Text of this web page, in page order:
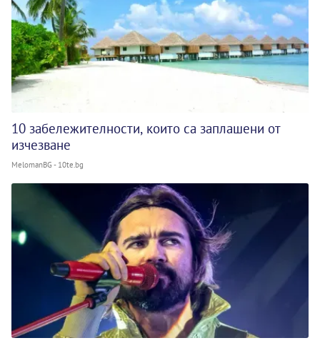
10 забележителности, които са заплашени от
изчезване
MelomanBG - 10te.bg